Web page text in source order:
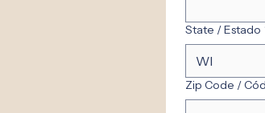
State / Estado
Zip Code /